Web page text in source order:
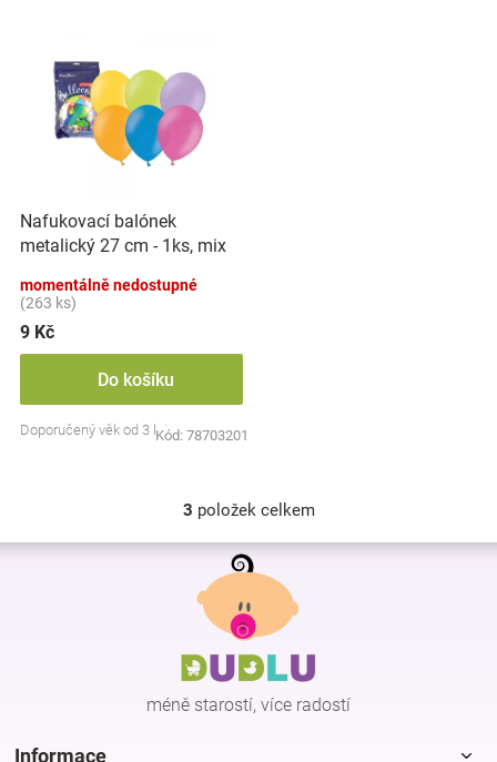
Nafukovací balónek
metalický 27 cm - 1ks, mix
momentálně nedostupné
(263 ks)
9 Kč
Do košíku
Doporučený věk od 3 letKód: 78703201
O
v
l
d
a
c
í
p
r
3 položek celkem
Z
méně starostí, více radostí
Informace